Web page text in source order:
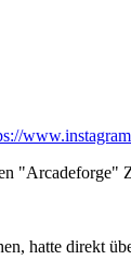
hatte direkt